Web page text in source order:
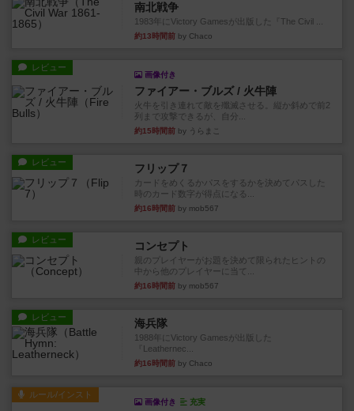
南北戦争
1983年にVictory Gamesが出版した『The Civil ...
約13時間前 by Chaco
レビュー
画像付き
ファイアー・ブルズ / 火牛陣
火牛を引き連れて敵を殲滅させる。縦か斜めで前2
列まで攻撃できるが、自分...
約15時間前 by うらまこ
レビュー フリップ７
カードをめくるかパスをするかを決めてパスした
時のカード数字が得点になる...
約16時間前 by mob567
レビュー コンセプト
親のプレイヤーがお題を決めて限られたヒントの
中から他のプレイヤーに当て...
約16時間前 by mob567
レビュー 海兵隊
1988年にVictory Gamesが出版した
『Leathernec...
約16時間前 by Chaco
ルール/インスト
画像付き 充実